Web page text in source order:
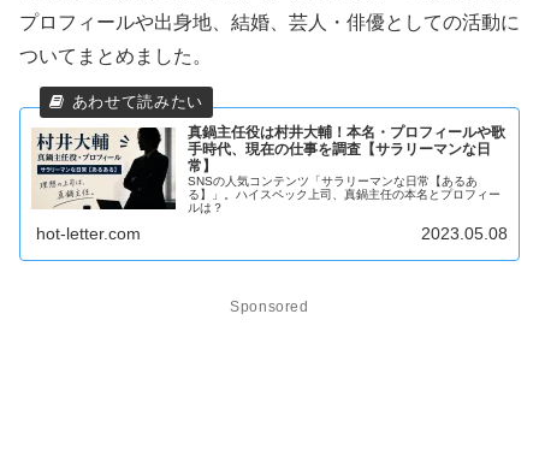
プロフィールや出身地、結婚、芸人・俳優としての活動に
ついてまとめました。
真鍋主任役は村井大輔！本名・プロフィールや歌
手時代、現在の仕事を調査【サラリーマンな日
常】
SNSの人気コンテンツ「サラリーマンな日常【あるあ
る】」。ハイスペック上司、真鍋主任の本名とプロフィー
ルは？
hot-letter.com 2023.05.08